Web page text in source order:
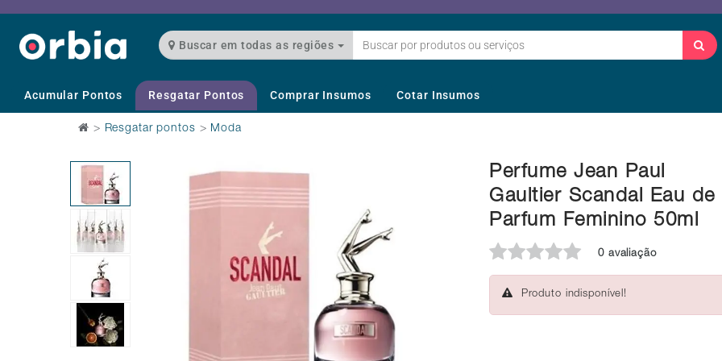
Buscar em todas as regiões
Acumular Pontos Resgatar Pontos Comprar Insumos Cotar Insumos
> Resgatar pontos > Moda
Perfume Jean Paul
Gaultier Scandal Eau de
Parfum Feminino 50ml
0 avaliação
Produto indisponível!